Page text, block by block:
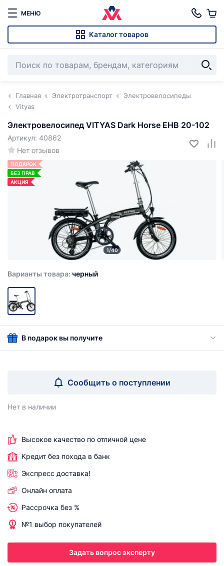
МЕНЮ
Каталог товаров
Главная Электротранспорт
Электровелосипеды
Vityas
Электровелосипед VITYAS Dark Horse EHB 20-102
Нет отзывов
Артикул: 40862
ПОДАРОК
БЕЗ ПРАВ
АКЦИЯ
1/40
Варианты товара: черный
В подарок вы получите
Сообщить о поступлении
Нет в наличии
Высокое качество по отличной цене
Кредит без похода в банк
Экспресс доставка!
Онлайн оплата
Рассрочка без %
№1 выбор покупателей
Задать вопрос эксперту